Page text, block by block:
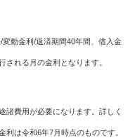
動金利/返済期間40年間、借入金
される月の金利となります。
諸費用が必要になります。詳しく
は令和6年7月時点のものです。